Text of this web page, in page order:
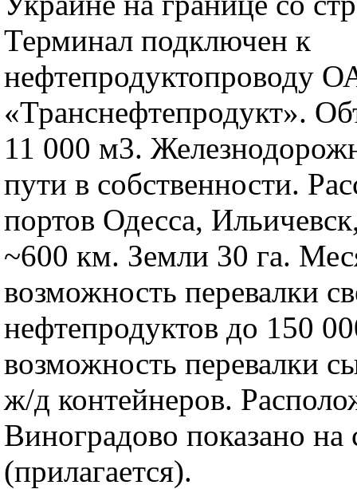
Терминал подключен к
нефтепродуктопроводу
«Транснефтепродукт».
11 000 м3.
пути в собственности.
портов Одесса,
~600 км. Земли 30 га.
возможность перевалки
нефтепродуктов до 150
возможность перевалки
ж/д контейнеров.
Виноградово показано на
(прилагается).